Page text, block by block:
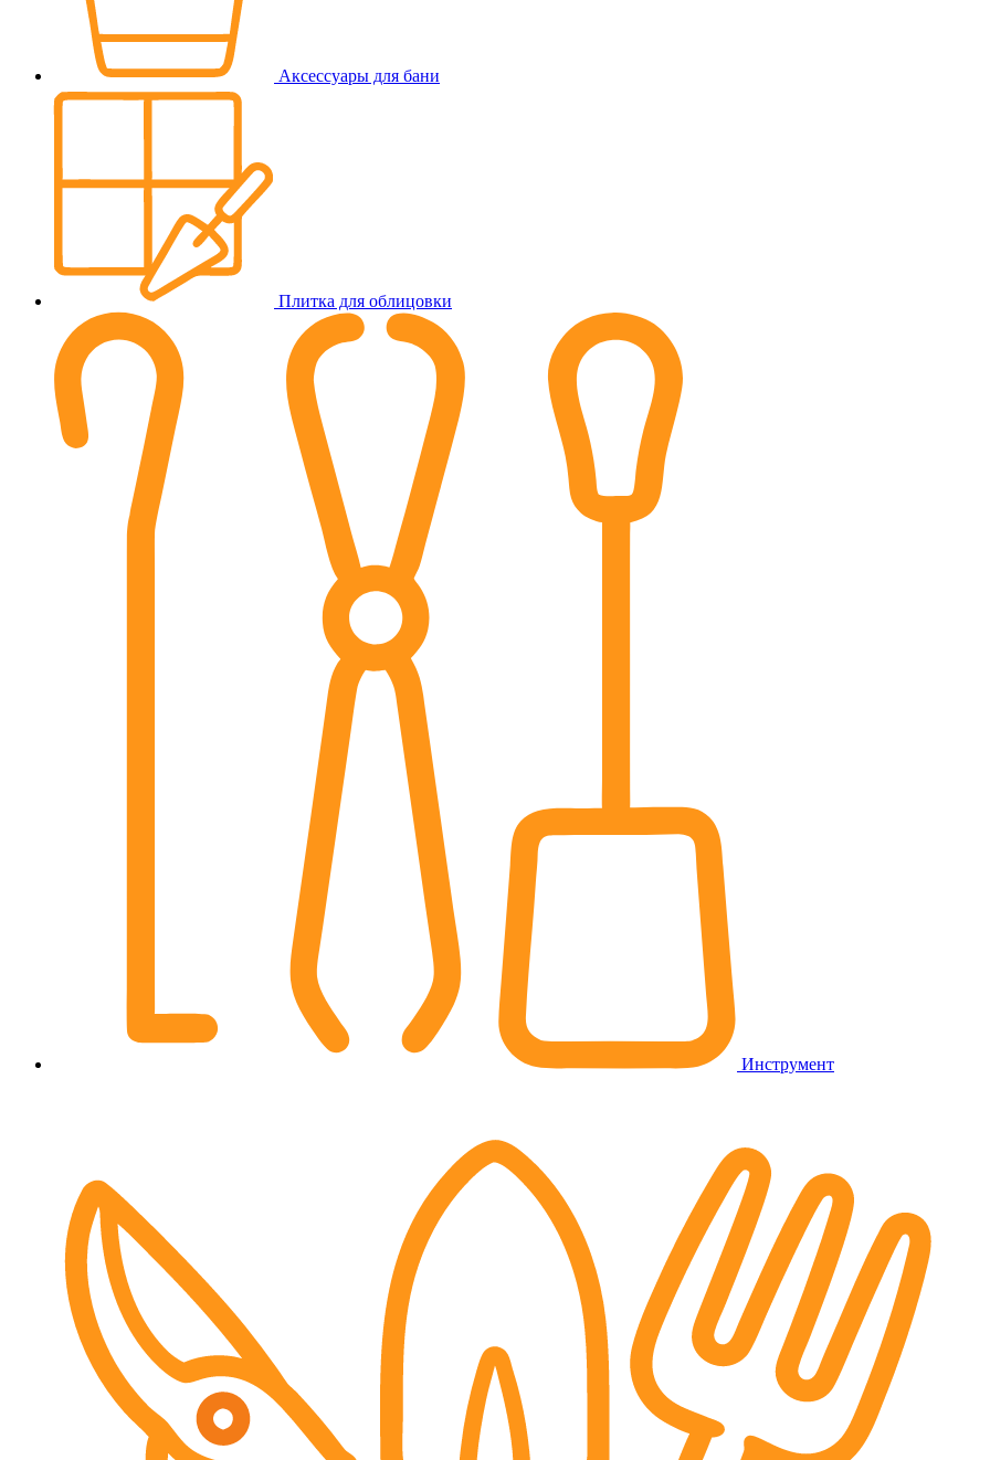
Аксессуары для бани
Плитка для облицовки
Инструмент